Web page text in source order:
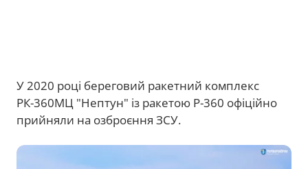
У 2020 році береговий ракетний комплекс
РК-360МЦ "Нептун" із ракетою Р-360 офіційно
прийняли на озброєння ЗСУ.